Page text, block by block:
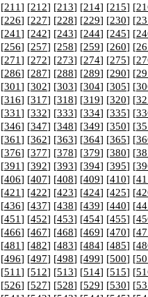
211] [212] [213] [214] [215] [
226] [227] [228] [229] [230] [
241] [242] [243] [244] [245] [
256] [257] [258] [259] [260] [
271] [272] [273] [274] [275] [
286] [287] [288] [289] [290] [
301] [302] [303] [304] [305] [
316] [317] [318] [319] [320] [
331] [332] [333] [334] [335] [
346] [347] [348] [349] [350] [
361] [362] [363] [364] [365] [
376] [377] [378] [379] [380] [
391] [392] [393] [394] [395] [
406] [407] [408] [409] [410] [
421] [422] [423] [424] [425] [
436] [437] [438] [439] [440] [
451] [452] [453] [454] [455] [
466] [467] [468] [469] [470] [
481] [482] [483] [484] [485] [
496] [497] [498] [499] [500] [
511] [512] [513] [514] [515] [
526] [527] [528] [529] [530] [